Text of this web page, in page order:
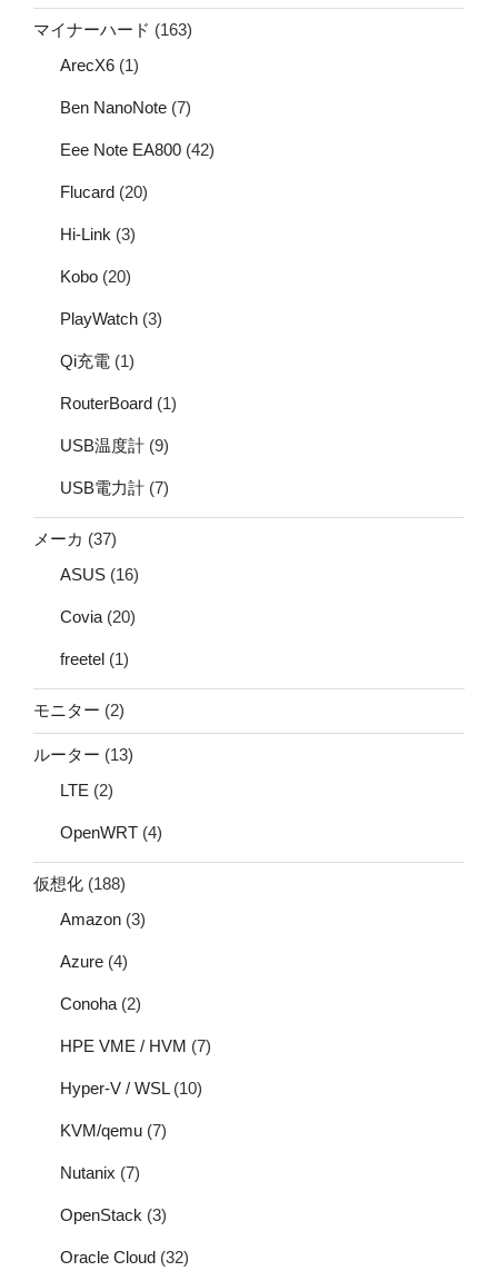
マイナーハード (163)
ArecX6 (1)
Ben NanoNote (7)
Eee Note EA800 (42)
Flucard (20)
Hi-Link (3)
Kobo (20)
PlayWatch (3)
Qi充電 (1)
RouterBoard (1)
USB温度計 (9)
USB電力計 (7)
メーカ (37)
ASUS (16)
Covia (20)
freetel (1)
モニター (2)
ルーター (13)
LTE (2)
OpenWRT (4)
仮想化 (188)
Amazon (3)
Azure (4)
Conoha (2)
HPE VME / HVM (7)
Hyper-V / WSL(10)
KVM/qemu (7)
Nutanix (7)
OpenStack (3)
Oracle Cloud (32)